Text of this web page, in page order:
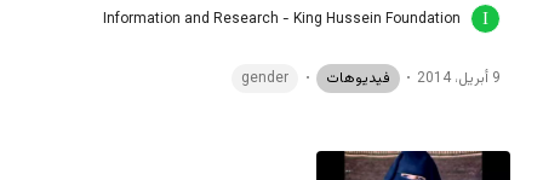
Information and Research - King Hussein Foundation
9 أبريل، 2014 فيديوهات gender